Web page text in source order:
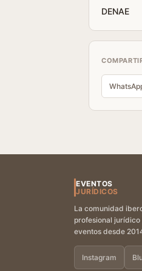
DENAE
EVENTOS
JURÍDICOS
La comunidad
profesional
eventos desde
Instagram